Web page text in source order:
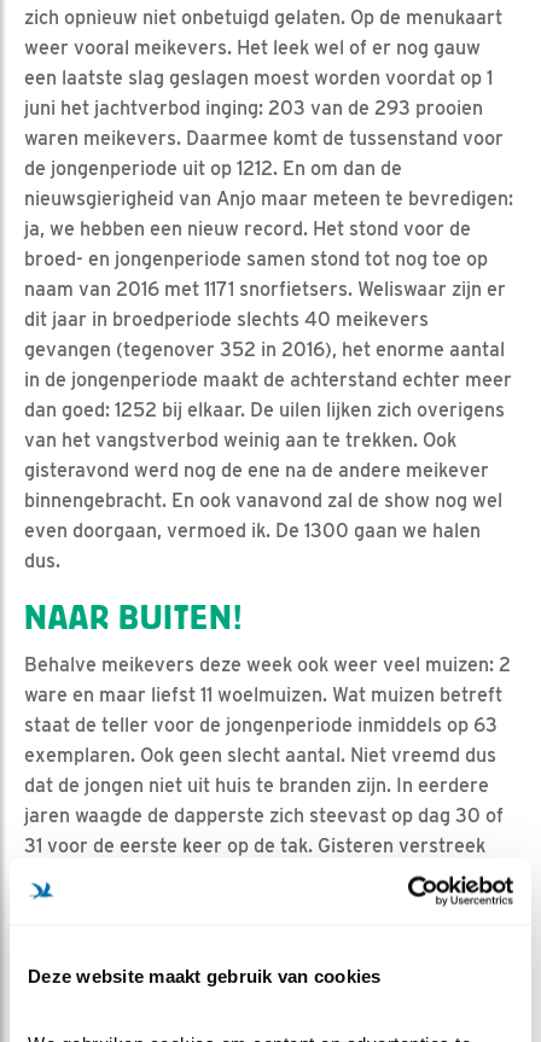
Deze website maakt gebruik van cookies
zich opnieuw niet onbetuigd gelaten. Op de menukaart
weer vooral meikevers. Het leek wel of er nog gauw
een laatste slag geslagen moest worden voordat op 1
juni het jachtverbod inging: 203 van de 293 prooien
waren meikevers. Daarmee komt de tussenstand voor
de jongenperiode uit op 1212. En om dan de
nieuwsgierigheid van Anjo maar meteen te bevredigen:
ja, we hebben een nieuw record. Het stond voor de
broed- en jongenperiode samen stond tot nog toe op
naam van 2016 met 1171 snorfietsers. Weliswaar zijn er
dit jaar in broedperiode slechts 40 meikevers
gevangen (tegenover 352 in 2016), het enorme aantal
in de jongenperiode maakt de achterstand echter meer
dan goed: 1252 bij elkaar. De uilen lijken zich overigens
van het vangstverbod weinig aan te trekken. Ook
gisteravond werd nog de ene na de andere meikever
binnengebracht. En ook vanavond zal de show nog wel
even doorgaan, vermoed ik. De 1300 gaan we halen
dus.
NAAR BUITEN!
Behalve meikevers deze week ook weer veel muizen: 2
ware en maar liefst 11 woelmuizen. Wat muizen betreft
staat de teller voor de jongenperiode inmiddels op 63
exemplaren. Ook geen slecht aantal. Niet vreemd dus
dat de jongen niet uit huis te branden zijn. In eerdere
jaren waagde de dapperste zich steevast op dag 30 of
31 voor de eerste keer op de tak. Gisteren verstreek
dag 32 en behalve een miniem kort uitstapje, zijn ze
nog niet buiten geweest. Flinke kans wel dat het
vooruitzicht moet een stukje afkoeling in de avondlucht